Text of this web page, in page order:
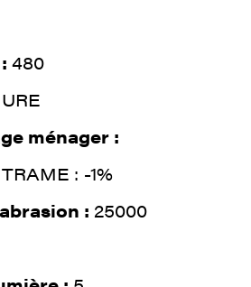
480
ménager :
: -1%
: 25000